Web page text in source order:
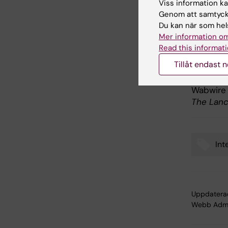
The
Webb
Viss information
Genom att
Du kan när som
Mer information
Read this
Tillåt endast